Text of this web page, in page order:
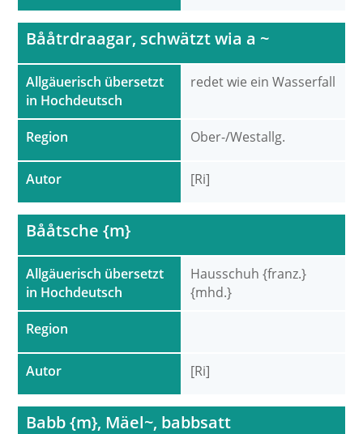
Allgäuerisch übersetzt
in Hochdeutsch
Region
Autor
Bååtrdraagar, schwätzt wia a ~
redet wie ein Wasserfall
Ober-/Westallg.
[Ri]
Allgäuerisch übersetzt
in Hochdeutsch
Region
Autor
Bååtsche {m}
Hausschuh {franz.}
{mhd.}
[Ri]
Babb {m}, Mäel~, babbsatt